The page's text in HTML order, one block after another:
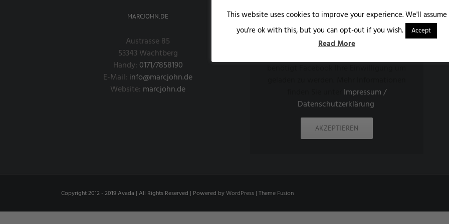
MARCJOHN.DE
Austrasse 85
53343 Wachtberg
Handy: 0171/7858190
E-Mail: info@marcjohn.de
Website: marcjohn.de
FIND US ON FACEBOOK
Impressum /
Datenschutzerklärung
AKZEPTIEREN
Copyright 2012 - 2019 Avada | All Rights Reserved | Powered byWordPress | Theme Fusion
This website uses cookies to improve your experience. We'll assume
you're ok with this, but you can opt-out if you wish.
Accept
Read More